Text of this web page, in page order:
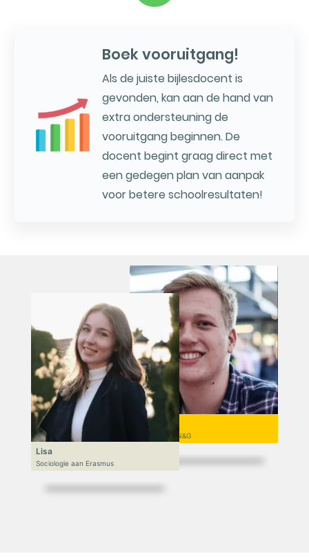
Boek vooruitgang!
Als de juiste bijlesdocent is
gevonden, kan aan de hand van
extra ondersteuning de
vooruitgang beginnen. De
docent begint graag direct met
een gedegen plan van aanpak
voor betere schoolresultaten!
Niek
VWO 6, N&T/N&G
Lisa
Sociologie aan Erasmus